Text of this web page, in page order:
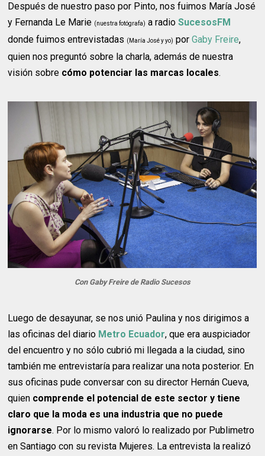
Después de nuestro paso por Pinto, nos fuimos María José
y Fernanda Le Marie (nuestra fotógrafa) a radioSucesosFM
donde fuimos entrevistadas (María José y yo) porGaby Freire,
quien nos preguntó sobre la charla, además de nuestra
visión sobre cómo potenciar las marcas locales.
Con Gaby Freire de Radio Sucesos
Luego de desayunar, se nos unió Paulina y nos dirigimos a
las oficinas del diario Metro Ecuador, que era auspiciador
del encuentro y no sólo cubrió mi llegada a la ciudad, sino
también me entrevistaría para realizar una nota posterior. En
sus oficinas pude conversar con su director Hernán Cueva,
quien comprende el potencial de este sector y tiene
claro que la moda es una industria que no puede
ignorarse. Por lo mismo valoró lo realizado por Publimetro
en Santiago con su revista Mujeres. La entrevista la realizó